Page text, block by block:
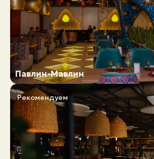
Павлин-Мавлин
Рекомендуем